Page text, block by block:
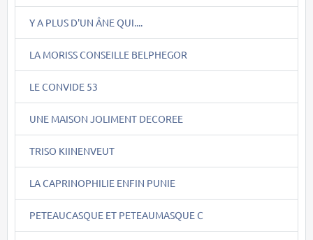
Y A PLUS D'UN ÂNE QUI....
LA MORISS CONSEILLE BELPHEGOR
LE CONVIDE 53
UNE MAISON JOLIMENT DECOREE
TRISO KIINENVEUT
LA CAPRINOPHILIE ENFIN PUNIE
PETEAUCASQUE ET PETEAUMASQUE C